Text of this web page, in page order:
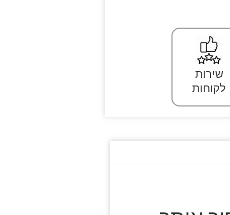
שירות
לקוחות